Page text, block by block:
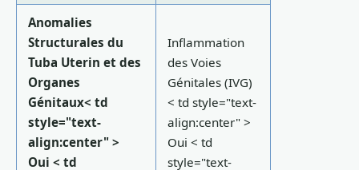
Anomalies
Structurales du
Tuba Uterin et des
Organes
Génitaux< td
style="text-
align:center" >
Oui< td
Inflammation
des Voies
Génitales (IVG)
< td style="text-
align:center" >
Oui< td
style="text-